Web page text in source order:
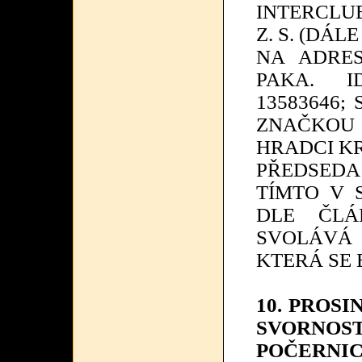
Z. S.
NA
PAKA.
13583646;
HRADCI
TÍMTO V
DLE
KTERÁ SE
10.